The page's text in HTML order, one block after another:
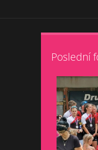
Poslední